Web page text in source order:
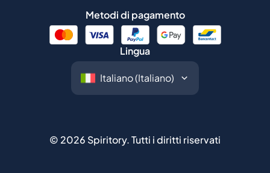
Metodi di pagamento
Lingua
©2026 Spiritory.Tutti i diritti riservati